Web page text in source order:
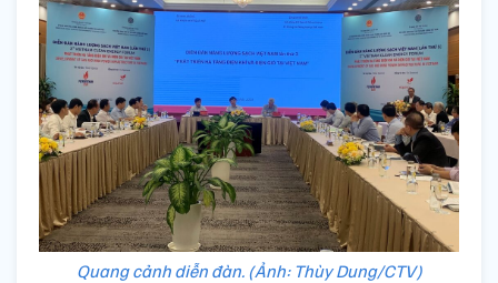
Quang cảnh diễn đàn. (Ảnh: Thùy Dung/CTV)